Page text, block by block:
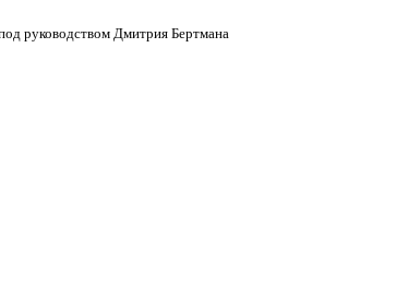
руководством Дмитрия Бертмана